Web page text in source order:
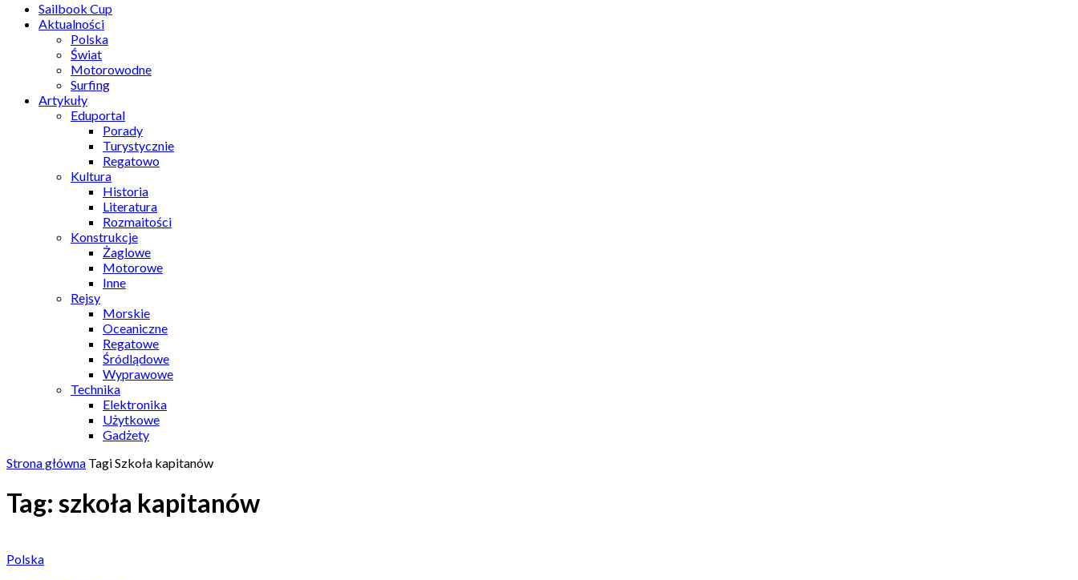
Sailbook Cup
Aktualności
Polska
Świat
Motorowodne
Surfing
Artykuły
Eduportal
Porady
Turystycznie
Regatowo
Kultura
Historia
Literatura
Rozmaitości
Konstrukcje
Żaglowe
Motorowe
Inne
Rejsy
Morskie
Oceaniczne
Regatowe
Śródlądowe
Wyprawowe
Technika
Elektronika
Użytkowe
Gadżety
Strona główna TagiSzkoła kapitanów
Tag: szkoła kapitanów
Polska